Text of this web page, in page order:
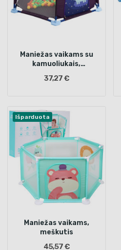
Maniežas vaikams su
kamuoliukais,
37,27 €
Išparduota
Maniežas vaikams,
meškutis
45,57 €